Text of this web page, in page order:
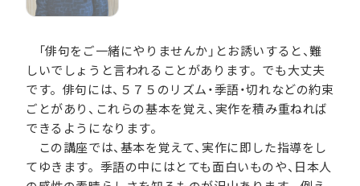
「俳句をご一緒にやりませんか」とお誘いすると、難
しいでしょうと言われることがあります。でも大丈夫
です。俳句には、５７５のリズム・季語・切れなどの約束
ごとがあり、これらの基本を覚え、実作を積み重ねれば
できるようになります。
この講座では、基本を覚えて、実作に即した指導をし
てゆきます。季語の中にはとても面白いものや、日本人